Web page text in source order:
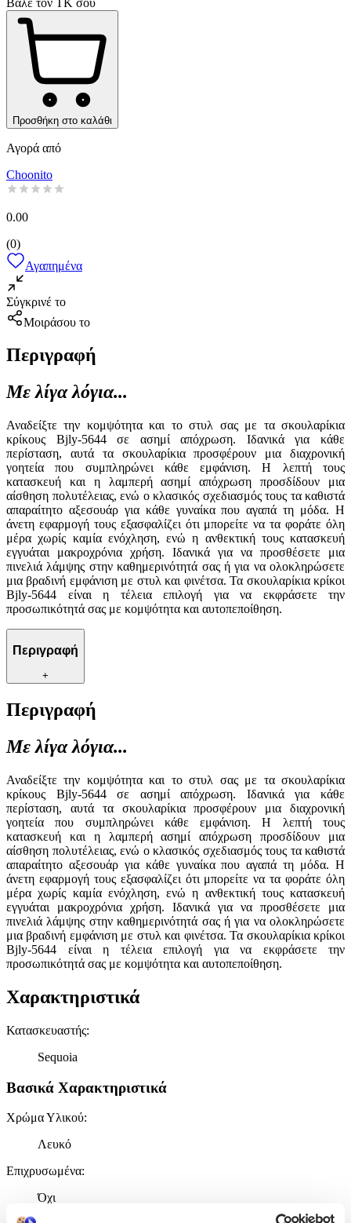
Προσθήκη στο καλάθι
Αγορά από
Choonito
0.00
(0)
Αγαπημένα
Σύγκρινέ το
Μοιράσου το
Περιγραφή
Με λίγα λόγια...
Αναδείξτε την κομψότητα και το στυλ σας με τα σκουλαρίκια
κρίκους Bjly-5644 σε ασημί απόχρωση. Ιδανικά για κάθε
περίσταση, αυτά τα σκουλαρίκια προσφέρουν μια διαχρονική
γοητεία που συμπληρώνει κάθε εμφάνιση. Η λεπτή τους
κατασκευή και η λαμπερή ασημί απόχρωση προσδίδουν μια
αίσθηση πολυτέλειας, ενώ ο κλασικός σχεδιασμός τους τα καθιστά
απαραίτητο αξεσουάρ για κάθε γυναίκα που αγαπά τη μόδα. Η
άνετη εφαρμογή τους εξασφαλίζει ότι μπορείτε να τα φοράτε όλη
μέρα χωρίς καμία ενόχληση, ενώ η ανθεκτική τους κατασκευή
εγγυάται μακροχρόνια χρήση. Ιδανικά για να προσθέσετε μια
πινελιά λάμψης στην καθημερινότητά σας ή για να ολοκληρώσετε
μια βραδινή εμφάνιση με στυλ και φινέτσα. Τα σκουλαρίκια κρίκοι
Bjly-5644 είναι η τέλεια επιλογή για να εκφράσετε την
προσωπικότητά σας με κομψότητα και αυτοπεποίθηση.
Περιγραφή
+
Περιγραφή
Με λίγα λόγια...
Αναδείξτε την κομψότητα και το στυλ σας με τα σκουλαρίκια
κρίκους Bjly-5644 σε ασημί απόχρωση. Ιδανικά για κάθε
περίσταση, αυτά τα σκουλαρίκια προσφέρουν μια διαχρονική
γοητεία που συμπληρώνει κάθε εμφάνιση. Η λεπτή τους
κατασκευή και η λαμπερή ασημί απόχρωση προσδίδουν μια
αίσθηση πολυτέλειας, ενώ ο κλασικός σχεδιασμός τους τα καθιστά
απαραίτητο αξεσουάρ για κάθε γυναίκα που αγαπά τη μόδα. Η
άνετη εφαρμογή τους εξασφαλίζει ότι μπορείτε να τα φοράτε όλη
μέρα χωρίς καμία ενόχληση, ενώ η ανθεκτική τους κατασκευή
εγγυάται μακροχρόνια χρήση. Ιδανικά για να προσθέσετε μια
πινελιά λάμψης στην καθημερινότητά σας ή για να ολοκληρώσετε
μια βραδινή εμφάνιση με στυλ και φινέτσα. Τα σκουλαρίκια κρίκοι
Bjly-5644 είναι η τέλεια επιλογή για να εκφράσετε την
προσωπικότητά σας με κομψότητα και αυτοπεποίθηση.
Χαρακτηριστικά
Κατασκευαστής:
Sequoia
Βασικά Χαρακτηριστικά
Χρώμα Υλικού:
Λευκό
Επιχρυσωμένα:
Όχι